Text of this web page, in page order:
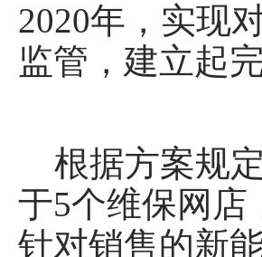
2020年，实现
监管，建立起
根据方案规
于5个维保网店
针对销售的新